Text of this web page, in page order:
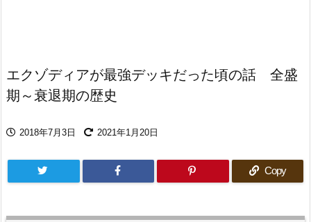
エクゾディアが最強デッキだった頃の話 全盛
期～衰退期の歴史
2018年7月3日 2021年1月20日
Copy